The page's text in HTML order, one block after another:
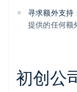
寻求额外支持
提供的任何额
初创公